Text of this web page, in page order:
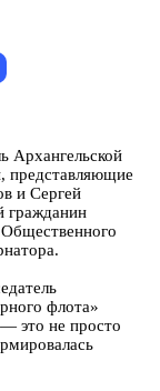
Архангельской
представляющие
и Сергей
флота»
это не просто